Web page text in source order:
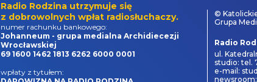
Radio Rodzina utrzymuje się
z dobrowolnych wpłat radiosłuchaczy.
numer rachunku bankowego:
Johanneum - grupa medialna Archidiecezji
Wrocławskiej
69 1600 1462 1813 6262 6000 0001
wpłaty z tytułem:
©
Grupa
Radio
ul.
studio: tel.
e-mail:
newsroom: